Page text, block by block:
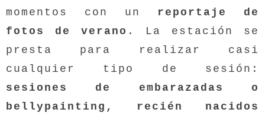
momentos con un reportaje de
fotos de verano . La estación se
presta para realizar casi
cualquier tipo de sesión:
sesiones de embarazadas o
bellypainting, recién nacidos